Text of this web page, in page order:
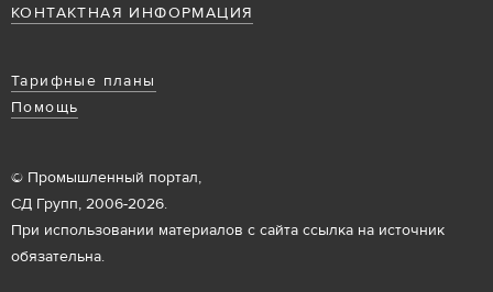
КОНТАКТНАЯ ИНФОРМАЦИЯ
Тарифные планы
Помощь
© Промышленный портал,
СД Групп, 2006-2026.
При использовании материалов с сайта ссылка на источник
обязательна.